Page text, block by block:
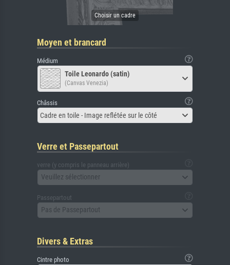
Moyen et brancard
Médium
Toile Leonardo (satin)
(Canvas Venezia)
Châssis
Cadre en toile - Image reflétée sur le côté
Verre et Passepartout
verre (y compris le panneau arrière)
Veuillez sélectionner
Passepartout
Pas de Passepartout
Divers & Extras
Cintre photo